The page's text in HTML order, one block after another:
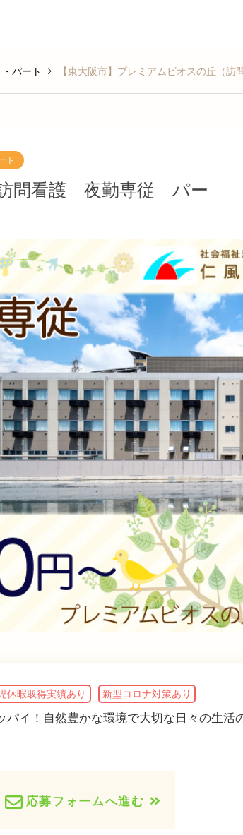
パート 【東大阪市】プレミアムビオスの丘（
ト
訪問看護 夜勤専従 パー
休暇取得実績あり 新型コロナ対策あり
イ！自然豊かな環境で大切な日々の生活
応募フォームへ進む